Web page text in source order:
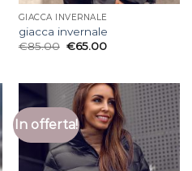
GIACCA INVERNALE
giacca invernale
€85.00 €65.00
In offerta!